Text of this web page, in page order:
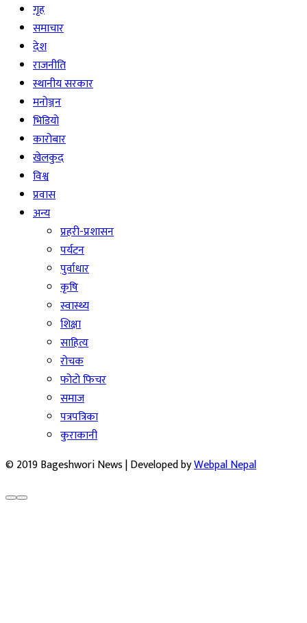
गृह
समाचार
देश
राजनीति
स्थानीय सरकार
मनोञ्जन
भिडियो
कारोबार
खेलकुद
विश्व
प्रवास
अन्य
प्रहरी-प्रशासन
पर्यटन
पुर्वाधार
कृषि
स्वास्थ्य
शिक्षा
साहित्य
रोचक
फोटो फिचर
समाज
पत्रपत्रिका
कुराकानी
© 2019 Bageshwori News | Developed byWebpal Nepal